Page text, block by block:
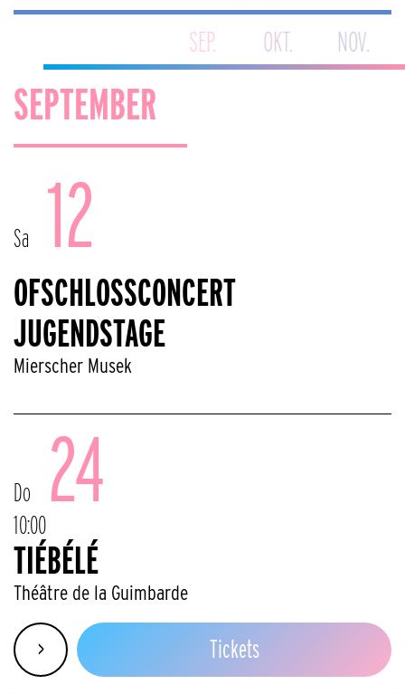
SEP. OKT. NOV.
SEPTEMBER
Sa 12
OFSCHLOSSCONCERT
JUGENDSTAGE
Mierscher Musek
Do 24
10:00
TIÉBÉLÉ
Théâtre de la Guimbarde
> Tickets